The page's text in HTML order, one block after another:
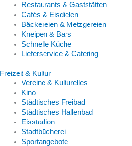
Restaurants & Gaststätten
Cafés & Eisdielen
Bäckereien & Metzgereien
Kneipen & Bars
Schnelle Küche
Lieferservice & Catering
Freizeit & Kultur
Vereine & Kulturelles
Kino
Städtisches Freibad
Städtisches Hallenbad
Eisstadion
Stadtbücherei
Sportangebote